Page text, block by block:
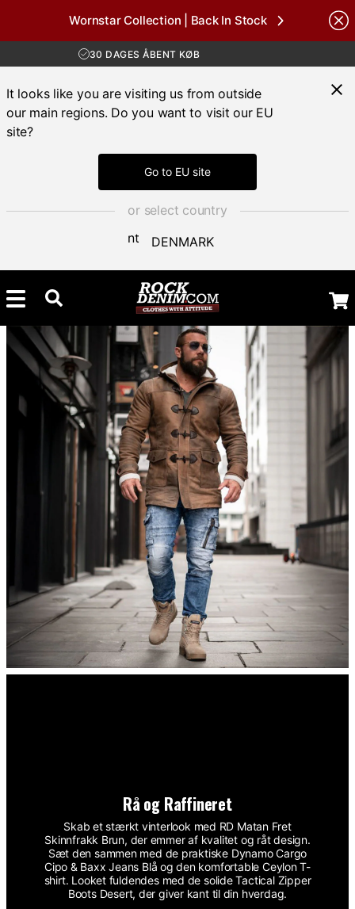
Wornstar Collection | Back In Stock
30 DAGES ÅBENT KØB
HURTIG LEVERING 3 – 5 DAGE
GRATIS FRAGT VED KØB OVER 700 KR
It looks like you are visiting us from outside
our main regions. Do you want to visit our EU
site?
Go to EU site
or select country
DENMARK
Rå og Raffineret
Skab et stærkt vinterlook med RD Matan Fret
Skinnfrakk Brun, der emmer af kvalitet og råt design.
Sæt den sammen med de praktiske Dynamo Cargo
Cipo & Baxx Jeans Blå og den komfortable Ceylon T-
shirt. Looket fuldendes med de solide Tactical Zipper
Boots Desert, der giver kant til din hverdag.